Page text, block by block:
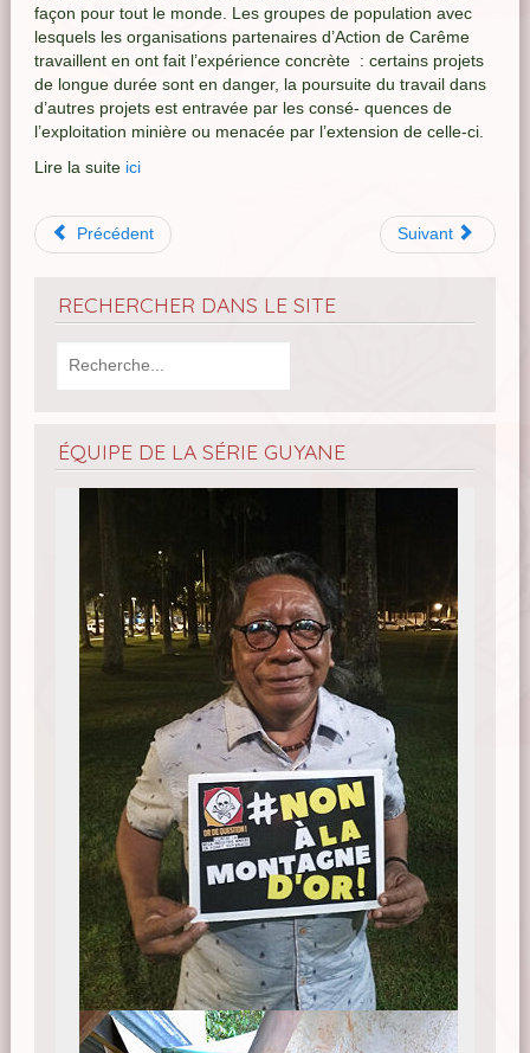
façon pour tout le monde. Les groupes de population avec
lesquels les organisations partenaires d’Action de Carême
travaillent en ont fait l’expérience concrète : certains projets
de longue durée sont en danger, la poursuite du travail dans
d’autres projets est entravée par les consé- quences de
l’exploitation minière ou menacée par l’extension de celle-ci.
Lire la suite ici
Précédent Suivant
RECHERCHER DANS LE SITE
ÉQUIPE DE LA SÉRIE GUYANE